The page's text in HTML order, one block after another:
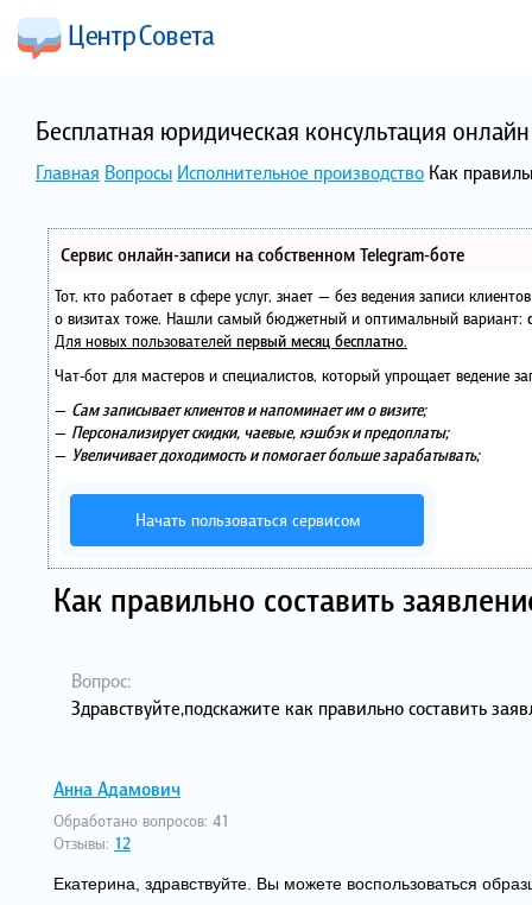
Бесплатная юридическая консультация
Главная Вопросы Исполнительное производство Как
Сервис онлайн-записи на собственном Telegram-боте
Тот, кто работает в сфере услуг, знает — без ведения записи
о визитах тоже. Нашли самый бюджетный и оптимальный вариант:
Для новых пользователей первый месяц бесплатно.
Чат-бот для мастеров и специалистов, который упрощает ведение
— Сам записывает клиентов и напоминает им о визите;
— Персонализирует скидки, чаевые, кэшбэк и предоплаты;
— Увеличивает доходимость и помогает больше зарабатывать;
Начать пользоваться сервисом
Как правильно составить
Вопрос:
Здравствуйте,подскажите как правильно составить
Анна Адамович
Обработано вопросов: 41
Отзывы: 12
Екатерина, здравствуйте. Вы можете воспользоваться